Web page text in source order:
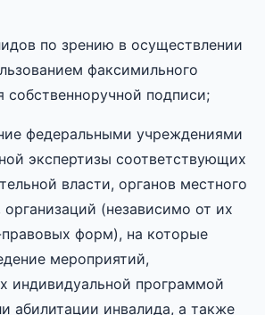
по зрению в осуществлении
факсимильного
собственноручной подписи;
федеральными учреждениями
экспертизы соответствующих
власти, органов местного
(независимо от их
форм), на которые
мероприятий,
индивидуальной программой
абилитации инвалида, а также